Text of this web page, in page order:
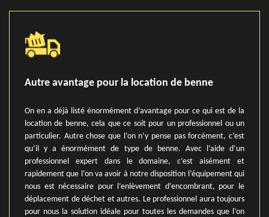
Autre avantage pour la location de benne
On en a déjà listé énormément d’avantage pour ce qui est de la
location de benne, cela que ce soit pour un professionnel ou un
particulier. Autre chose que l’on n’y pense pas forcément, c’est
qu’il y a énormément de type de benne. Avec l’aide d’un
professionnel expert dans le domaine, c’est aisément et
rapidement que l’on va avoir à notre disposition l’équipement qui
nous est nécessaire pour l’enlèvement d’encombrant, pour le
déplacement de déchet et autres. Le professionnel aura toujours
pour nous la solution idéale pour toutes les demandes que l’on